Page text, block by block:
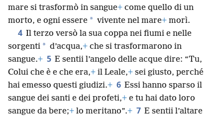
mare si trasformò in sangue+ come quello di un
morto, e ogni essere * vivente nel mare+ morì.
4 Il terzo versò la sua coppa nei fiumi e nelle
sorgenti * d’acqua,+ che si trasformarono in
sangue.+ 5 E sentii l’angelo delle acque dire: “Tu,
Colui che è e che era,+ il Leale,+ sei giusto, perché
hai emesso questi giudizi.+ 6 Essi hanno sparso il
sangue dei santi e dei profeti,+ e tu hai dato loro
sangue da bere;+ lo meritano”.+ 7 E sentii l’altare